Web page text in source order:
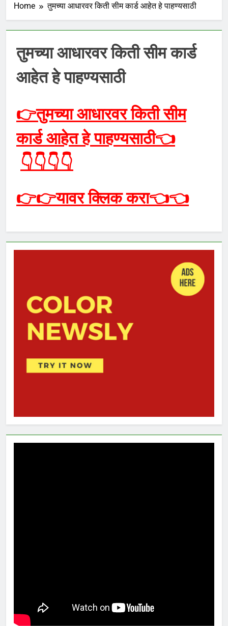
Home तुमच्या आधारवर किती सीम कार्ड आहेत हे पाहण्यसाठी
तुमच्या आधारवर किती सीम कार्ड
आहेत हे पाहण्यसाठी
👉तुमच्या आधारवर किती सीम
कार्ड आहेत हे पाहण्यसाठी👈
👇👇👇👇
👉👉यावर क्लिक करा👈👈